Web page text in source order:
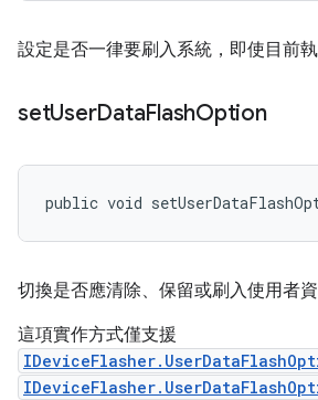
設定是否一律要刷入系統，即使目前
setUserDataFlashOption
public void
切換是否應清除、保留或刷入使用者
這項實作方式僅支援